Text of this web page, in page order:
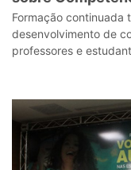
Formação continuada
desenvolvimento de
professores e